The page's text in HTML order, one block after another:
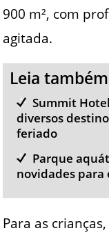
900 m², com
agitada.
Leia também
Summit
diversos
feriado
Parque
novidades para
Para as